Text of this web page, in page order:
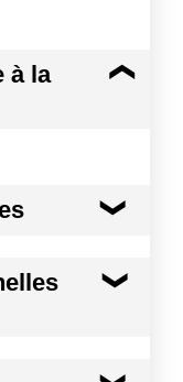
à la
sel,
naturel,